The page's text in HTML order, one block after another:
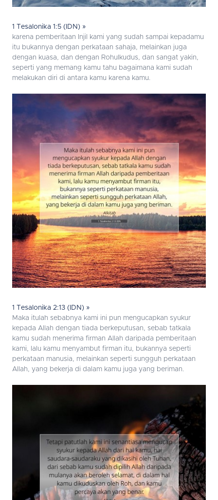
1 Tesalonika 1:5 (IDN) »
karena pemberitaan Injil kami yang sudah sampai kepadamu
itu bukannya dengan perkataan sahaja, melainkan juga
dengan kuasa, dan dengan Rohulkudus, dan sangat yakin,
seperti yang memang kamu tahu bagaimana kami sudah
melakukan diri di antara kamu karena kamu.
1 Tesalonika 2:13 (IDN) »
Maka itulah sebabnya kami ini pun mengucapkan syukur
kepada Allah dengan tiada berkeputusan, sebab tatkala
kamu sudah menerima firman Allah daripada pemberitaan
kami, lalu kamu menyambut firman itu, bukannya seperti
perkataan manusia, melainkan seperti sungguh perkataan
Allah, yang bekerja di dalam kamu juga yang beriman.